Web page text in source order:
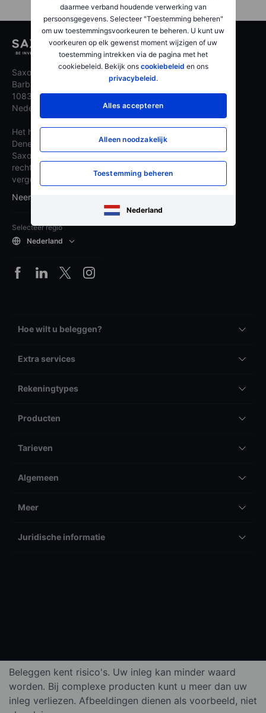
daarmee verband houdende verwerking van
persoonsgegevens. Selecteer "Toestemming beheren"
om uw toestemmingsvoorkeuren te beheren. U kunt uw
voorkeuren op elk gewenst moment wijzigen of uw
toestemming intrekken via de pagina met het
cookiebeleid. Bekijk ons cookiebeleid en ons
privacybeleid.
Alles accepteren
Alleen noodzakelijk
Toestemming beheren
Nederland
Saxo Nederland
Barbara Strozzilaan 310
1083 HN Amsterdam,
Nederland
Het hoofdkantoor van Saxo is gevestigd in
Denemarken onder de naam Saxo Bank A/S.
Saxo heeft een bankvergunning onder Deens
recht, en Saxo Nederland werkt onder deze
vergunning als haar Nederlandse bijkantoor.
Neem contact op met Saxo
Selecteer regio
Nederland
Hoe wilt u beleggen?
Extra services
Rekeningtypes
Producten
Tarieven
Algemeen
Meer
Juridische informatie
Beleggen kent risico's. Uw inleg kan minder waard
worden. Bij complexe producten kunt u meer dan uw
inleg verliezen. Afbeeldingen dienen als voorbeeld, niet